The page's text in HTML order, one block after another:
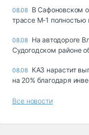
08.08 В Сафоновском
трассе М-1 полностью
08.08 На автодороге
Судогодском районе
08.08 КАЗ нарастит
на 20% благодаря
Все новости